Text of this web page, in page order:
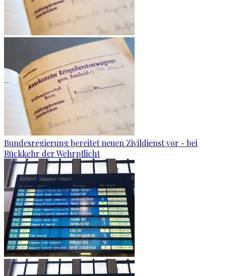
Bundesregierung bereitet neuen Zivildienst vor - bei
Rückkehr der Wehrpflicht